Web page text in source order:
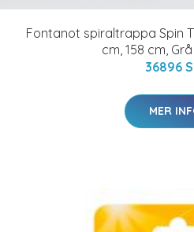
Fontanot spiraltrappa Spin
cm, 158 cm,
36896
MER